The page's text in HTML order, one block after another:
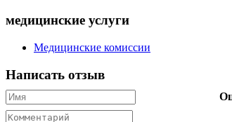
медицинские услуги
Медицинские комиссии
Написать отзыв